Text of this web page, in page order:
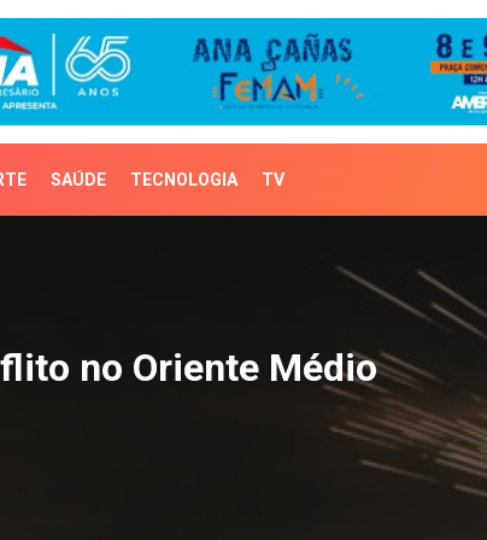
SAÚDE TECNOLOGIA TV
no Oriente Médio
no Oriente Médio